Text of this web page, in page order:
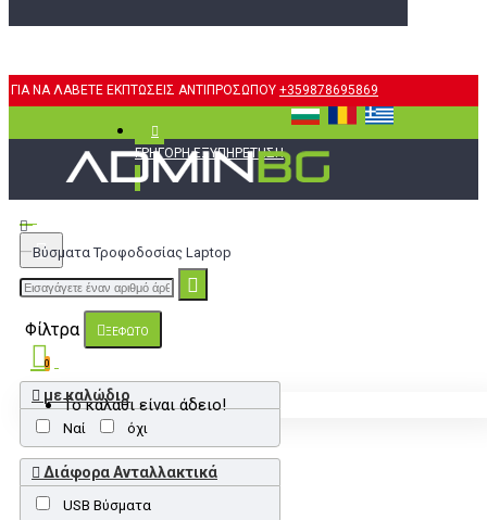
ΓΙΑ ΝΑ ΛΑΒΕΤΕ ΕΚΠΤΩΣΕΙΣ ΑΝΤΙΠΡΟΣΩΠΟΥ +359878695869
ΓΡΉΓΟΡΗ ΕΞΥΠΗΡΈΤΗΣΗ
0
Το καλάθι είναι άδειο!
Βύσματα Τροφοδοσίας Laptop
Φίλτρα ΞΈΦΩΤΟ
με καλώδιο
Nαί όχι
Διάφορα Ανταλλακτικά
USB Βύσματα